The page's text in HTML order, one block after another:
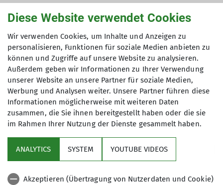
Anmeldung
Kontakt
mail@biologische-
schutzgemeinschaft.de
Sektion
Aktuelles
Diese Website verwendet Cookies
Wir verwenden Cookies, um Inhalte und Anzeigen zu
personalisieren, Funktionen für soziale Medien anbieten zu
können und Zugriffe auf unsere Website zu analysieren.
Außerdem geben wir Informationen zu Ihrer Verwendung
unserer Website an unsere Partner für soziale Medien,
Werbung und Analysen weiter. Unsere Partner führen diese
Informationen möglicherweise mit weiteren Daten
zusammen, die Sie ihnen bereitgestellt haben oder die sie
im Rahmen Ihrer Nutzung der Dienste gesammelt haben.
ANALYTICS SYSTEM YOUTUBE VIDEOS
Akzeptieren (Übertragung von Nutzerdaten und Cookie)